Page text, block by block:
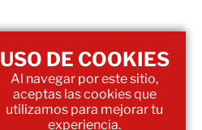
USO DE COOKIES
Al navegar por este sitio,
aceptas las cookies que
utilizamos para mejorar tu
experiencia.